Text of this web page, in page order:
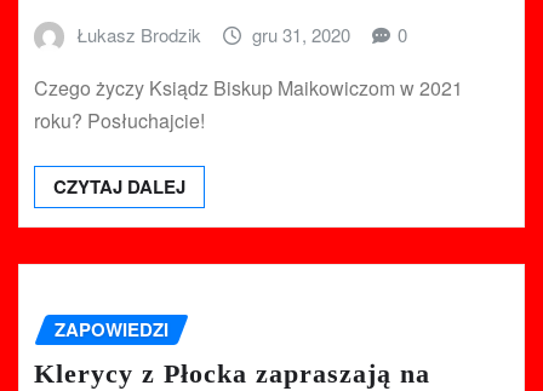
Łukasz Brodzik gru 31, 2020 0
Czego życzy Ksiądz Biskup Maikowiczom w 2021
roku? Posłuchajcie!
CZYTAJ DALEJ
ZAPOWIEDZI
Klerycy z Płocka zapraszają na